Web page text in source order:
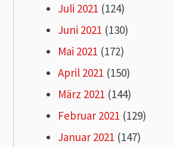
Juli 2021 (124)
Juni 2021 (130)
Mai 2021 (172)
April 2021 (150)
März 2021 (144)
Februar 2021 (129)
Januar 2021 (147)